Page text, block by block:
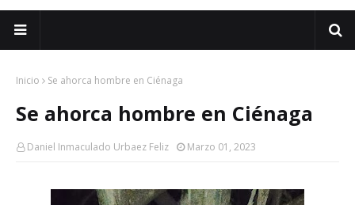
Inicio Se ahorca hombre en Ciénaga
Se ahorca hombre en Ciénaga
Daniel Inmaculado Urbaez Feliz Marzo 01, 2023